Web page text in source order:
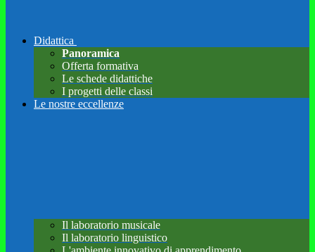
Didattica
Panoramica
Offerta formativa
Le schede didattiche
I progetti delle classi
Le nostre eccellenze
Il laboratorio musicale
Il laboratorio linguistico